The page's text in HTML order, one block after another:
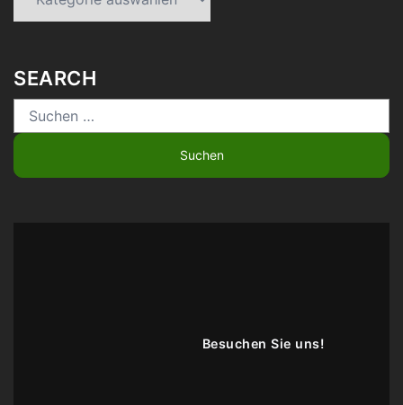
SEARCH
Suchen
nach:
Besuchen Sie uns!